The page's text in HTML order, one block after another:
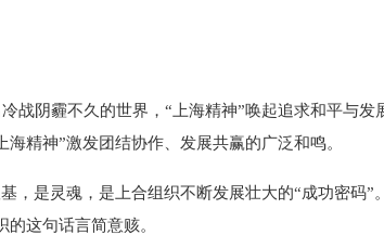
阴霾不久的世界，“上海精神”唤起追求和平与发
精神”激发团结协作、发展共赢的广泛和鸣。
是灵魂，是上合组织不断发展壮大的“成功密码”
这句话言简意赅。